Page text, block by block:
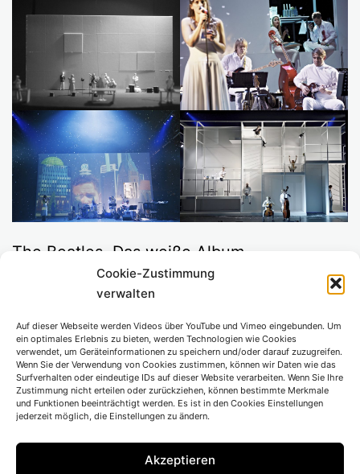
Cookie-Zustimmung
verwalten
Auf dieser Webseite werden Videos über YouTube und Vimeo eingebunden. Um
ein optimales Erlebnis zu bieten, werden Technologien wie Cookies
verwendet, um Geräteinformationen zu speichern und/oder darauf zuzugreifen.
Wenn Sie der Verwendung von Cookies zustimmen, können wir Daten wie das
Surfverhalten oder eindeutige IDs auf dieser Website verarbeiten. Wenn Sie Ihre
Zustimmung nicht erteilen oder zurückziehen, können bestimmte Merkmale
und Funktionen beeinträchtigt werden. Es ist in den Cookies Einstellungen
jederzeit möglich, die Einstellungen zu ändern.
Akzeptieren
The Beatles. Das weiße Album
Ins Deutsche übertragen von Roland
RegieFlorian Fiedler
BühneMaria-Alice Bahra
KostümSelina Peyer
Musikalische LeitungMartin Engelbach